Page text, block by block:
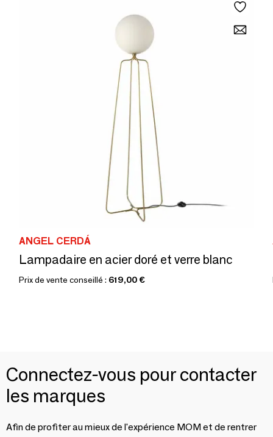
ANGEL CERDÁ
Lampadaire en acier doré et verre blanc
Prix de vente conseillé : 619,00 €
Connectez-vous pour contacter
les marques
Afin de profiter au mieux de l'expérience MOM et de rentrer